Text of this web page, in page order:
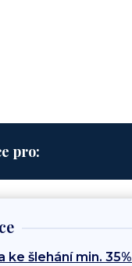
pro:
ke šlehání min. 35%